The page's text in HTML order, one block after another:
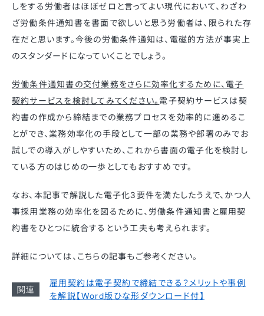
しをする労働者はほぼゼロと言ってよい現代において、わざわ
ざ労働条件通知書を書面で欲しいと思う労働者は、限られた存
在だと思います。今後の労働条件通知は、電磁的方法が事実上
のスタンダードになっていくことでしょう。
労働条件通知書の交付業務をさらに効率化するために、電子
契約サービスを検討してみてください。 電子契約サービスは契
約書の作成から締結までの業務プロセスを効率的に進めるこ
とができ、業務効率化の手段として一部の業務や部署のみでお
試しでの導入がしやすいため、これから書面の電子化を検討し
ている方のはじめの一歩としてもおすすめです。
なお、本記事で解説した電子化3要件を満たしたうえで、かつ人
事採用業務の効率化を図るために、労働条件通知書と雇用契
約書をひとつに統合するという工夫も考えられます。
詳細については、こちらの記事もご参考ください。
雇用契約は電子契約で締結できる？メリットや事例
を解説【Word版ひな形ダウンロード付】